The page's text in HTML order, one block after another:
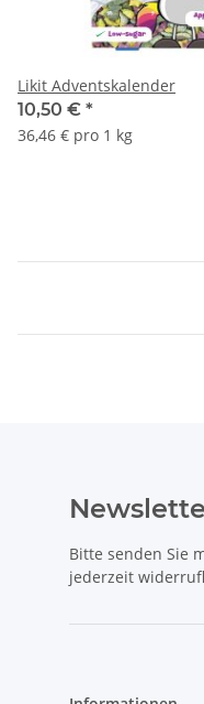
Likit Adventskalender
10,50 € *
36,46 € pro 1 kg
Bitte senden Sie
jederzeit